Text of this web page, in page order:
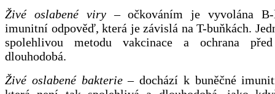
Živé oslabené viry– očkováním je vyvolána B-
imunitní odpověď, která je závislá na T-buňkách.
spolehlivou metodu vakcinace a ochrana
dlouhodobá.
Živé oslabené bakterie– dochází k buněčné